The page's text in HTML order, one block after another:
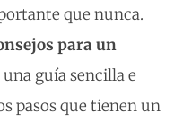
que nunca.
para un
una guía sencilla e
pasos que tienen un